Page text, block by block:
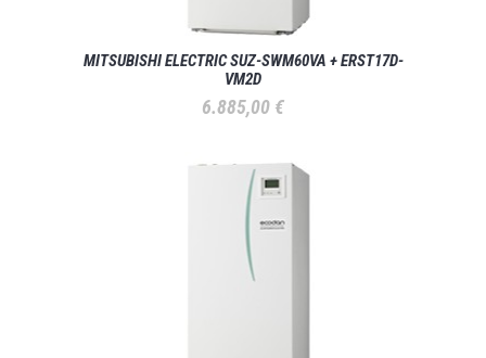
MITSUBISHI ELECTRIC SUZ-SWM60VA + ERST17D-
VM2D
6.885,00 €